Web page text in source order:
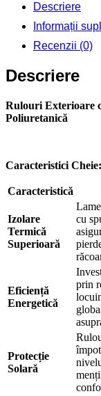
Descriere
Informații
Recenzii (0)
Descriere
Rulouri Exterioare
Poliuretanică
Caracteristici Cheie:
Caracteristică
Izolare
Termică
Superioară
cu
Eficiență
Energetică
prin
Protecție
Solară
Ne poți trimite un